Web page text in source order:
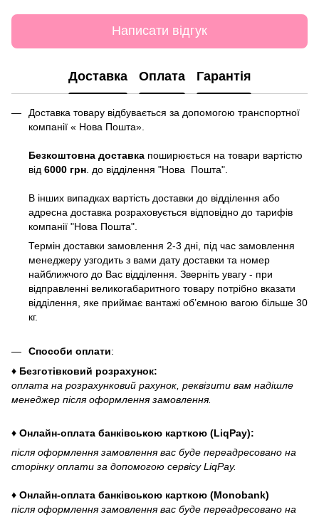
Написати відгук
Доставка Оплата Гарантія
Доставка товару відбувається за допомогою транспортної
компанії « Нова Пошта».
Безкоштовна доставка поширюється на товари вартістю
від 6000 грн . до відділення "Нова Пошта".
В інших випадках вартість доставки до відділення або
адресна доставка розраховується відповідно до тарифів
компанії "Нова Пошта".
Термін доставки замовлення 2-3 дні, під час замовлення
менеджеру узгодить з вами дату доставки та номер
найближчого до Вас відділення. Зверніть увагу - при
відправленні великогабаритного товару потрібно вказати
відділення, яке приймає вантажі об’ємною вагою більше 30
кг.
Способи оплати:
♦ Безготівковий розрахунок:
оплата на розрахунковий рахунок, реквізити вам надішле
менеджер після оформлення замовлення.
♦ Онлайн-оплата банківською карткою (LiqPay):
після оформлення замовлення вас буде переадресовано на
сторінку оплати за допомогою сервісу LiqPay.
♦ Онлайн-оплата банківською карткою (Monobank)
після оформлення замовлення вас буде переадресовано на